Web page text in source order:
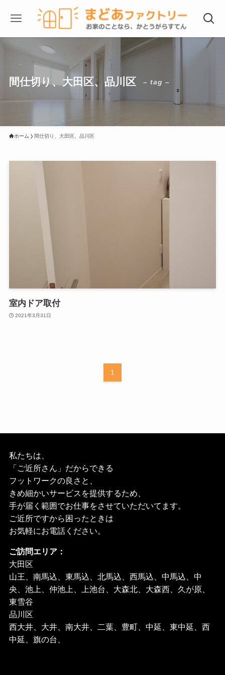
間仕切り、大田区、品川区 – tag –
ホーム 間仕切り、大田区、品川区
室内ドア取付
2021年3月31日
1
私たちは、
「ご近所さん」だからできる
フットワークの良さと、
きめ細かいサービスを提供するため、
手が届く範囲でお仕事をさせていただいてます。
ご近所ですから困ったときは
お気軽にお電話ください。
ご訪問エリア：
大田区
山王、南馬込、東馬込、北馬込、西馬込、中馬込、中
央、池上、仲池上、上池台、大森北、大森西、久が原、
東雪谷
品川区
西大井、大井、南大井、二葉、豊町、中延、東中延、西
中延、旗の台、